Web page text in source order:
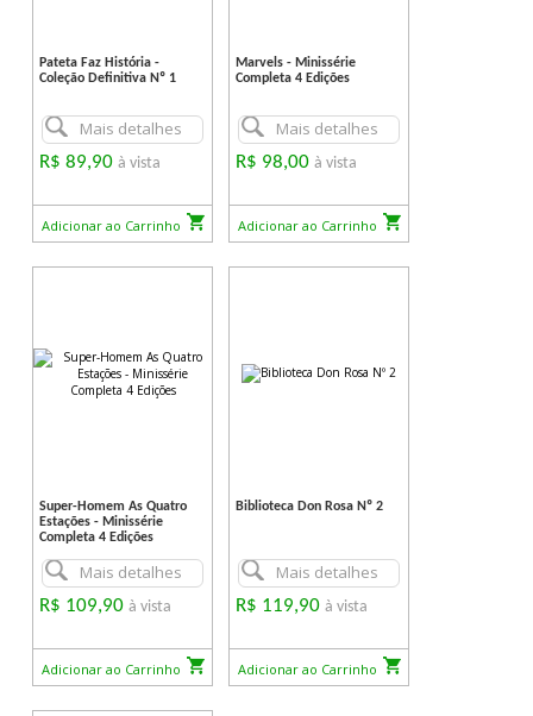
Pateta Faz História -
Coleção Definitiva Nº 1
Mais detalhes
R$ 89,90à vista
Adicionar ao Carrinho
Marvels - Minissérie
Completa 4 Edições
Mais detalhes
R$ 98,00à vista
Adicionar ao Carrinho
Super-Homem As Quatro
Estações - Minissérie
Completa 4 Edições
Mais detalhes
R$ 109,90à vista
Adicionar ao Carrinho
Biblioteca Don Rosa Nº 2
Mais detalhes
R$ 119,90à vista
Adicionar ao Carrinho